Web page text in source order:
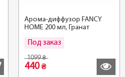
Арома-диффузор FANCY
HOME 200 мл, Гранат
Под заказ
1099₴
440₴